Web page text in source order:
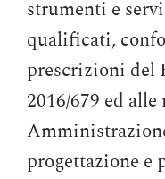
strumenti e
qualificati,
prescrizioni del
2016/679 ed
progettazione e